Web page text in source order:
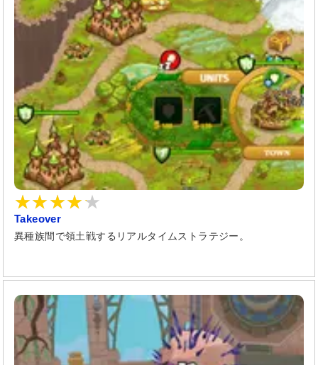
Takeover
異種族間で領土戦するリアルタイムストラテジー。